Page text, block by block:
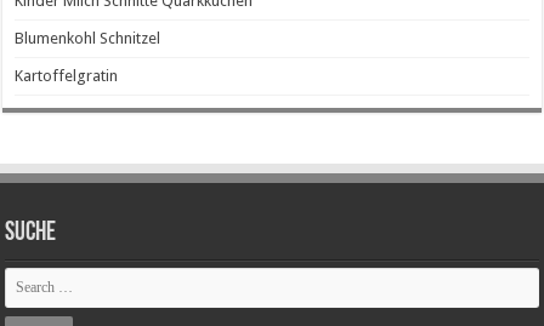
Blumenkohl Schnitzel
Kartoffelgratin
SUCHE